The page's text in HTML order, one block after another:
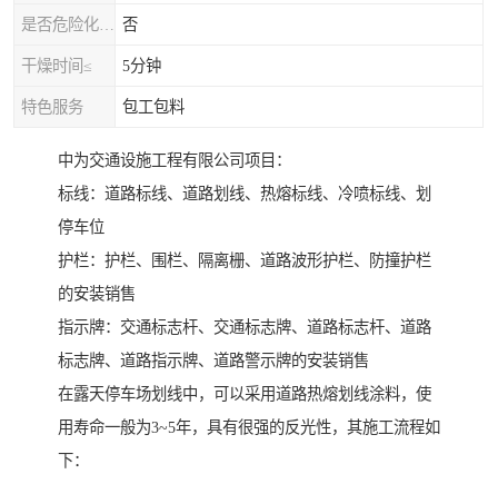
否
干燥时间≤ 5分钟
特色服务 包工包料
中为交通设施工程有限公司项目：
标线：道路标线、道路划线、热熔标线、冷喷标线、划
停车位
护栏：护栏、围栏、隔离栅、道路波形护栏、防撞护栏
的安装销售
指示牌：交通标志杆、交通标志牌、道路标志杆、道路
标志牌、道路指示牌、道路警示牌的安装销售
在露天停车场划线中，可以采用道路热熔划线涂料，使
用寿命一般为3~5年，具有很强的反光性，其施工流程如
下：